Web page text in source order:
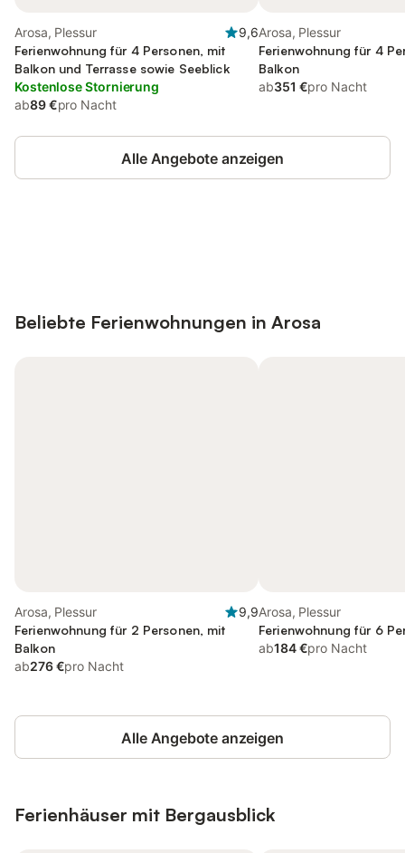
Arosa, Plessur
9,6
Ferienwohnung für 4 Personen, mit
Balkon und Terrasse sowie Seeblick
Kostenlose Stornierung
ab89 €pro Nacht
Arosa, Plessur
Ferienwohnung für 4
Balkon
ab351 €pro Nacht
Alle Angebote anzeigen
Beliebte Ferienwohnungen in Arosa
Arosa, Plessur
9,9
Ferienwohnung für 2 Personen, mit
Balkon
ab276 €pro Nacht
Arosa, Plessur
Ferienwohnung für 6
ab184 €pro Nacht
Alle Angebote anzeigen
Ferienhäuser mit Bergausblick